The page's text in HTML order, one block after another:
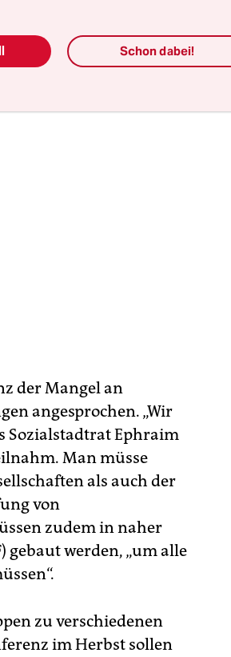
leben, weiß
der Mangel an
angesprochen. „Wir
Sozialstadtrat Ephraim
Man müsse
als auch der
von
zudem in naher
werden, „um alle
zu verschiedenen
im Herbst sollen
Schon dabei!